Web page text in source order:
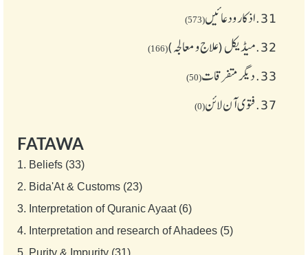
31. اذکار ودعائیں(573)
32. میڈیکل (علاج و معالجہ)(166)
33. دیگر متفرقات(50)
37. فتوی آن لائن(0)
FATAWA
1. Beliefs (33)
2. Bida'At & Customs (23)
3. Interpretation of Quranic Ayaat (6)
4. Interpretation and research of Ahadees (5)
5. Purity & Impurity (31)